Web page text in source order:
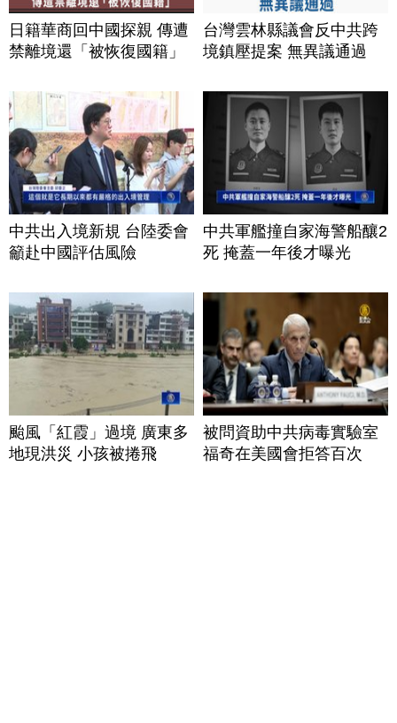
日籍華商回中國探親 傳遭
禁離境還「被恢復國籍」
台灣雲林縣議會反中共跨
境鎮壓提案 無異議通過
中共出入境新規 台陸委會
籲赴中國評估風險
中共軍艦撞自家海警船釀2
死 掩蓋一年後才曝光
颱風「紅霞」過境 廣東多
地現洪災 小孩被捲飛
被問資助中共病毒實驗室
福奇在美國會拒答百次